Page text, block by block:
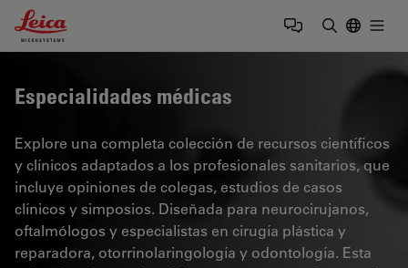
Leica Microsystems Logo
Especialidades médicas
Explore una completa colección de recursos científicos
y clínicos adaptados a los profesionales sanitarios, que
incluye opiniones de colegas, estudios de casos
clínicos y simposios. Diseñada para neurocirujanos,
oftalmólogos y especialistas en cirugía plástica y
reparadora, otorrinolaringología y odontología. Esta